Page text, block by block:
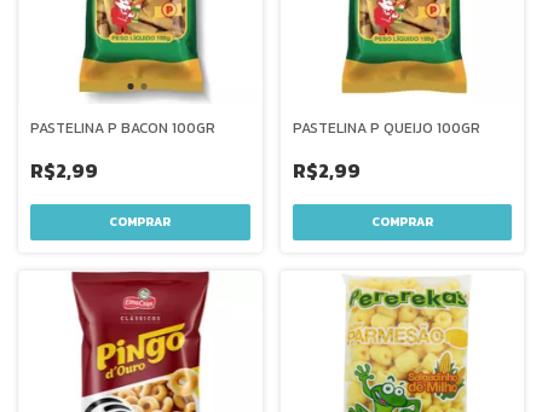
PASTELINA P BACON 100GR
R$2,99
PASTELINA P QUEIJO 100GR
R$2,99